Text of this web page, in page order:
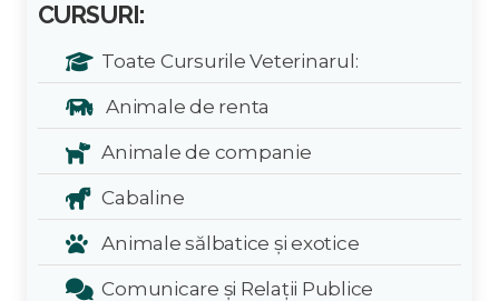
CURSURI:
Toate Cursurile Veterinarul:
Animale de renta
Animale de companie
Cabaline
Animale sălbatice și exotice
Comunicare și Relații Publice